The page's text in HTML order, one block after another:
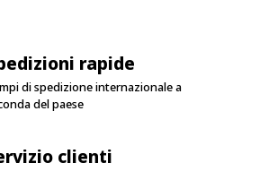
rapide
di spedizione internazionale a
del paese
clienti